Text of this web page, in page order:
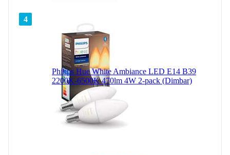
4
Philips Hue White Ambiance LED E14 B39
2200K-6500K 470lm 4W 2-pack (Dimbar)